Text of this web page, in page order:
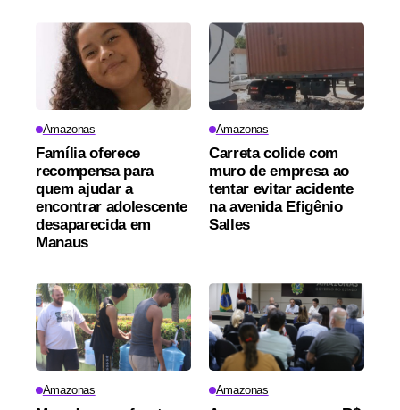
Amazonas
Família oferece
recompensa para
quem ajudar a
encontrar adolescente
desaparecida em
Manaus
Amazonas
Carreta colide com
muro de empresa ao
tentar evitar acidente
na avenida Efigênio
Salles
Amazonas Amazonas